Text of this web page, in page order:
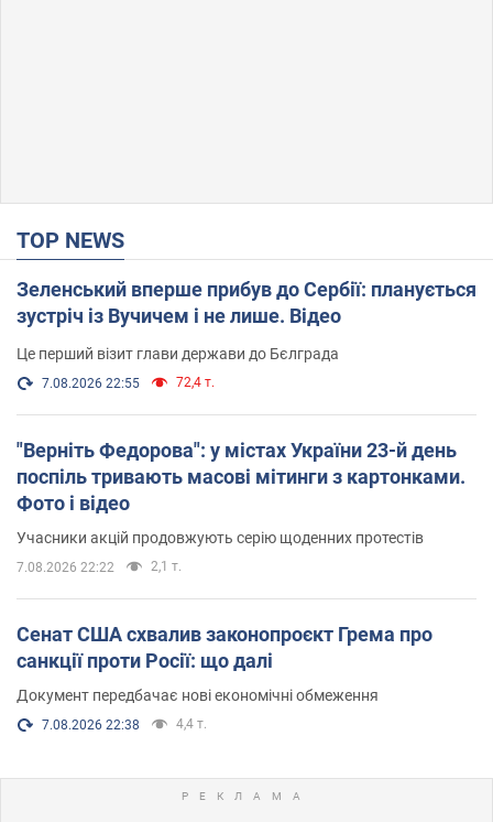
TOP NEWS
Зеленський вперше прибув до Сербії: планується
зустріч із Вучичем і не лише. Відео
Це перший візит глави держави до Бєлграда
7.08.2026 22:55 72,4 т.
"Верніть Федорова": у містах України 23-й день
поспіль тривають масові мітинги з картонками.
Фото і відео
Учасники акцій продовжують серію щоденних протестів
7.08.2026 22:22 2,1 т.
Сенат США схвалив законопроєкт Грема про
санкції проти Росії: що далі
Документ передбачає нові економічні обмеження
7.08.2026 22:38 4,4 т.